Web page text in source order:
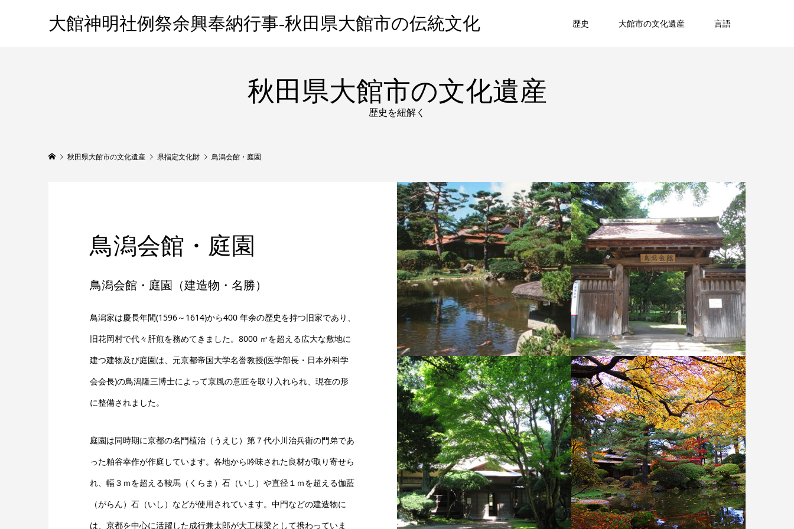
大館神明社例祭余興奉納行事-秋田県大館市の伝統文化 歴史 大館市の文化遺産 言語
秋田県大館市の文化遺産
歴史を紐解く
秋田県大館市の文化遺産 県指定文化財 鳥潟会館・庭園
鳥潟会館・庭園 鳥潟会館 門
鳥潟会館・庭園
鳥潟会館・庭園（建造物・名勝）
鳥潟家は慶長年間(1596～1614)から400 年余の歴史を持つ旧家であり、
旧花岡村で代々肝煎を務めてきました。8000 ㎡を超える広大な敷地に
建つ建物及び庭園は、元京都帝国大学名誉教授(医学部長・日本外科学
会会長)の鳥潟隆三博士によって京風の意匠を取り入れられ、現在の形
に整備されました。
庭園は同時期に京都の名門植治（うえじ）第７代小川治兵衛の門弟であ
った粕谷幸作が作庭しています。各地から吟味された良材が取り寄せら
れ、幅３ｍを超える鞍馬（くらま）石（いし）や直径１ｍを超える伽藍
（がらん）石（いし）などが使用されています。中門などの建造物に
は、京都を中心に活躍した成行兼太郎が大工棟梁として携わっていま